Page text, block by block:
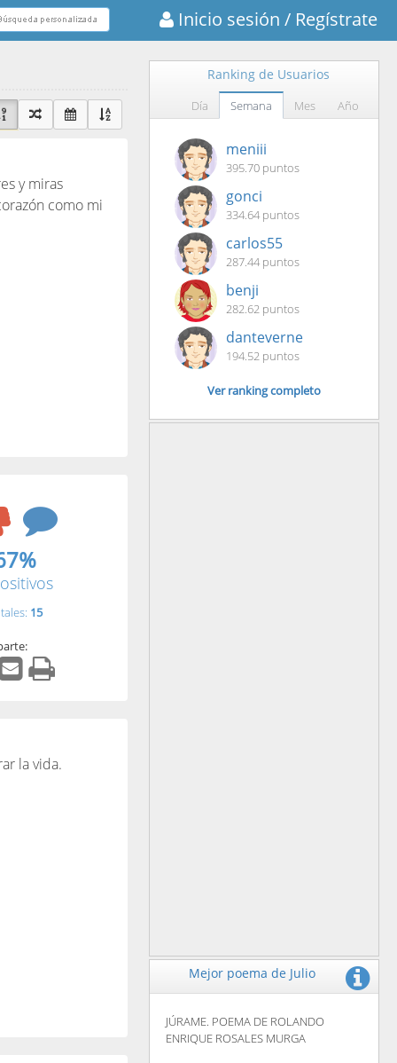
Inicio sesión / Regístrate
y miras
como mi
15
la vida.
Ranking de Usuarios
Día Semana Mes Año
meniii
395.70 puntos
gonci
334.64 puntos
carlos55
287.44 puntos
benji
282.62 puntos
danteverne
194.52 puntos
Ver ranking completo
Mejor poema de Julio
JÚRAME. POEMA DE ROLANDO
ENRIQUE ROSALES MURGA